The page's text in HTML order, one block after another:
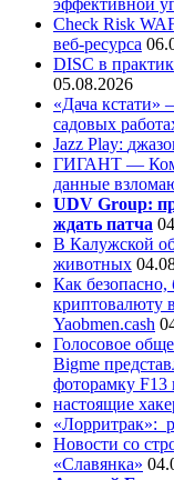
Check Risk
веб-ресурса
DISC в
05.08.2026
«Дача
садовых
Jazz Play:
ГИГАНТ —
данные
UDV Group:
ждать патча
В Калужской
животных
Как
криптовалюту
Yaobmen.cash
Голосовое
Bigme
фоторамку F13
настоящие
«Лорритрак»:
Новости со
«Славянка»